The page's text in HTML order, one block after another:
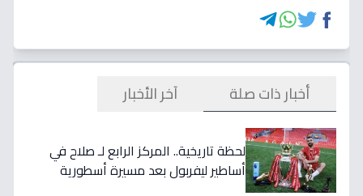
أخبار ذات صلة آخر الأخبار
لحظة تاريخية.. المركز الرابع لـ صلاح في
أساطير ليفربول بعد مسيرة أسطورية